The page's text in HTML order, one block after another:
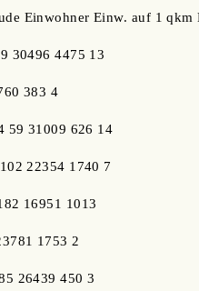
Einwohner Einw. auf 1
30496 4475 13
383 4
59 31009 626 14
22354 1740 7
16951 1013
1753 2
26439 450 3